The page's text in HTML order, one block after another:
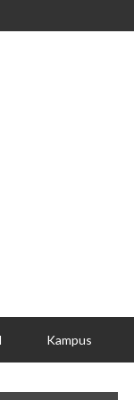
Kampus